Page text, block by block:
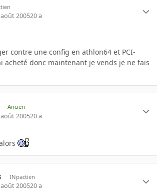
août 200520 a
contre une config en athlon64 et PCI-
acheté donc maintenant je vends je ne fais
Ancien
août 200520 a
INpactien
août 200520 a